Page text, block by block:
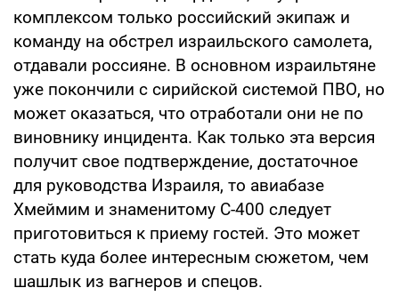
комплексом только российский экипаж и
команду на обстрел израильского самолета,
отдавали россияне. В основном израильтяне
уже покончили с сирийской системой ПВО, но
может оказаться, что отработали они не по
виновнику инцидента. Как только эта версия
получит свое подтверждение, достаточное
для руководства Израиля, то авиабазе
Хмеймим и знаменитому С-400 следует
приготовиться к приему гостей. Это может
стать куда более интересным сюжетом, чем
шашлык из вагнеров и спецов.